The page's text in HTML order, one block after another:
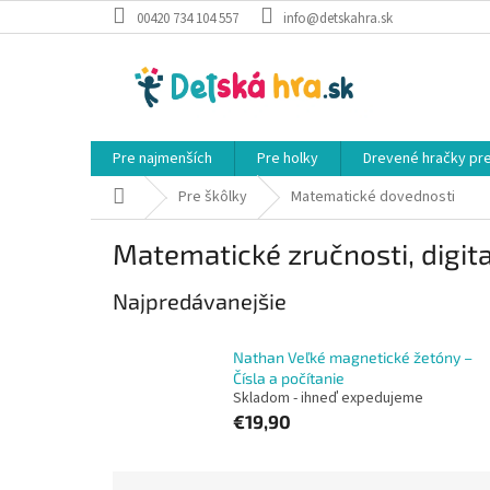
na
00420 734 104 557 info@detskahra.sk
Pre najmenších Pre holky Drevené hračky
DomovPre škôlky Matematické dovednosti
Matematické zručnosti,
Najpredávanejšie
Nathan Veľké magnetické žetóny –
Čísla a počítanie
Skladom - ihneď expedujeme
€19,90